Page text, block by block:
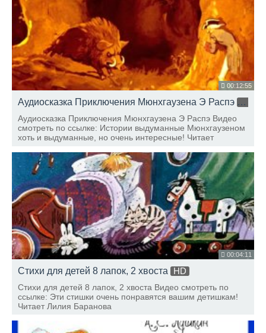
00:12:55
Аудиосказка Приключения Мюнхгаузена Э РаспэHD
Аудиосказка Приключения Мюнхгаузена Э Распэ Видео
смотреть по ссылке: Истории выдуманные Мюнхгаузеном
хоть и выдуманные, но очень интересные! Читает
00:04:11
Стихи для детей 8 лапок, 2 хвоста
HD
Стихи для детей 8 лапок, 2 хвоста Видео смотреть по
ссылке: Эти стишки очень понравятся вашим детишкам!
Читает Лилия Баранова